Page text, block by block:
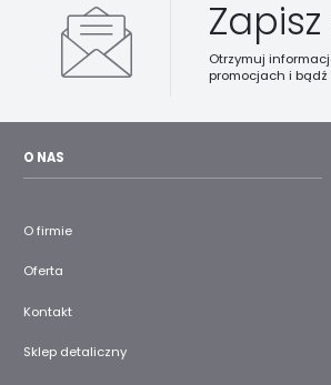
Otrzymuj
promocjach i bądź
O NAS
O firmie
Oferta
Kontakt
Sklep detaliczny